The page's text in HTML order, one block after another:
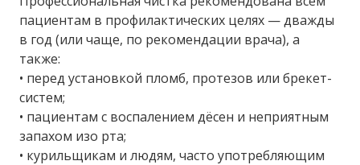
пациентам в профилактических целях — дважды
в год (или чаще, по рекомендации врача), а
также:
• перед установкой пломб, протезов или брекет-
систем;
• пациентам с воспалением дёсен и неприятным
запахом изо рта;
• курильщикам и людям, часто употребляющим